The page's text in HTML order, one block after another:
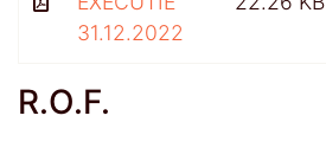
31.12.2022
R.O.F.